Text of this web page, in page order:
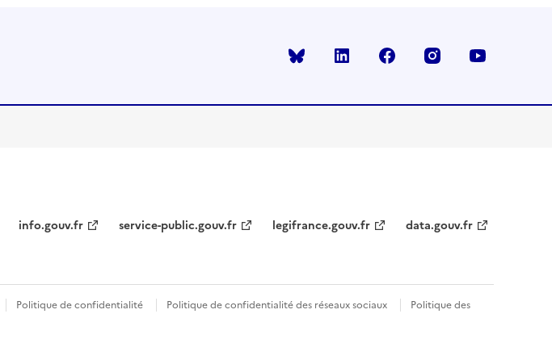
Bluesky linkedin facebook instagram
info.gouv.fr service-public.gouv.fr legifrance.gouv.fr data.gouv.fr
Politique de confidentialité Politique de confidentialité des réseaux sociaux
Politique des